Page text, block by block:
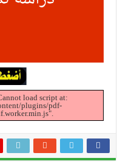
load script at:
plugins/pdf-